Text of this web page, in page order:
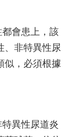
會患上，該
、非特異性尿
似，必須根據
異性尿道炎